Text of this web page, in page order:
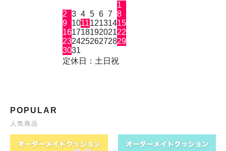
1
2 3 4 5 6 7 8
9 101112131415
16171819202122
23242526272829
3031
定休日：土日祝
POPULAR
人気商品